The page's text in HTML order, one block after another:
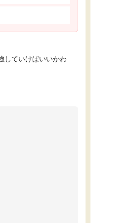
していけばいいかわ